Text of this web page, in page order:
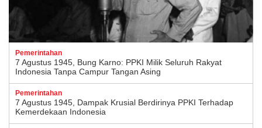
Pemerintahan
7 Agustus 1945, Bung Karno: PPKI Milik Seluruh Rakyat
Indonesia Tanpa Campur Tangan Asing
Pemerintahan
7 Agustus 1945, Dampak Krusial Berdirinya PPKI Terhadap
Kemerdekaan Indonesia